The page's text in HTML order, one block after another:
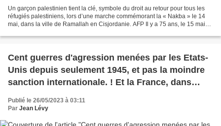
Un garçon palestinien tient la clé, symbole du droit au retour pour tous les
réfugiés palestiniens, lors d’une marche commémorant la « Nakba » le 14
mai, dans la ville de Ramallah en Cisjordanie. AFP Il y a 75 ans, le 15 mai
Cent guerres d'agression menées par les Etats-
Unis depuis seulement 1945, et pas la moindre
sanction internationale. ! Et la France, dans
l'Otan, fait chorus avec Washington, par Jean
Levy...
Publié le 26/05/2023 à 03:11
Par Jean Lévy